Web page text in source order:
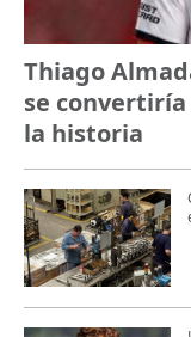
Thiago
se
la historia